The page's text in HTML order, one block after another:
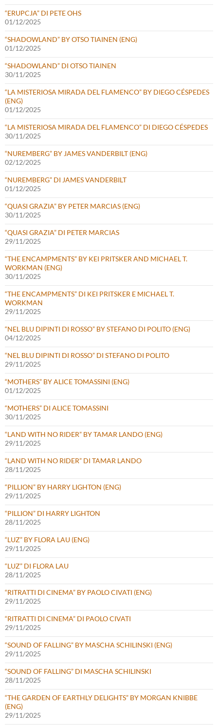
“ERUPCJA” DI PETE OHS
01/12/2025
“SHADOWLAND” BY OTSO TIAINEN (ENG)
01/12/2025
“SHADOWLAND” DI OTSO TIAINEN
30/11/2025
“LA MISTERIOSA MIRADA DEL FLAMENCO” BY DIEGO CÉSPEDES
(ENG)
01/12/2025
“LA MISTERIOSA MIRADA DEL FLAMENCO” DI DIEGO CÉSPEDES
30/11/2025
“NUREMBERG” BY JAMES VANDERBILT (ENG)
02/12/2025
“NUREMBERG” DI JAMES VANDERBILT
01/12/2025
“QUASI GRAZIA” BY PETER MARCIAS (ENG)
30/11/2025
“QUASI GRAZIA” DI PETER MARCIAS
29/11/2025
“THE ENCAMPMENTS” BY KEI PRITSKER AND MICHAEL T.
WORKMAN (ENG)
30/11/2025
“THE ENCAMPMENTS” DI KEI PRITSKER E MICHAEL T.
WORKMAN
29/11/2025
“NEL BLU DIPINTI DI ROSSO” BY STEFANO DI POLITO (ENG)
04/12/2025
“NEL BLU DIPINTI DI ROSSO” DI STEFANO DI POLITO
29/11/2025
“MOTHERS” BY ALICE TOMASSINI (ENG)
01/12/2025
“MOTHERS” DI ALICE TOMASSINI
30/11/2025
“LAND WITH NO RIDER” BY TAMAR LANDO (ENG)
29/11/2025
“LAND WITH NO RIDER” DI TAMAR LANDO
28/11/2025
“PILLION” BY HARRY LIGHTON (ENG)
29/11/2025
“PILLION” DI HARRY LIGHTON
28/11/2025
“LUZ” BY FLORA LAU (ENG)
29/11/2025
“LUZ” DI FLORA LAU
28/11/2025
“RITRATTI DI CINEMA” BY PAOLO CIVATI (ENG)
29/11/2025
“RITRATTI DI CINEMA” DI PAOLO CIVATI
29/11/2025
“SOUND OF FALLING” BY MASCHA SCHILINSKI (ENG)
29/11/2025
“SOUND OF FALLING” DI MASCHA SCHILINSKI
28/11/2025
“THE GARDEN OF EARTHLY DELIGHTS” BY MORGAN KNIBBE
(ENG)
29/11/2025